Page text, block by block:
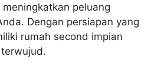
peluang
Dengan persiapan yang
rumah second impian